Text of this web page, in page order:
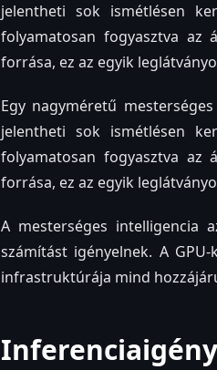
jelentheti sok ismétlésen
folyamatosan fogyasztva az
forrása, ez az egyik
Egy nagyméretű
jelentheti sok ismétlésen
folyamatosan fogyasztva az
forrása, ez az egyik
A mesterséges intelligencia
számítást igényelnek. A
infrastruktúrája mind
Inferenciaigény